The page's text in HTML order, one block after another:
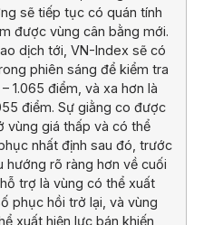
sẽ tiếp tục có quán tính
được vùng cân bằng mới.
dịch tới, VN-Index sẽ có
phiên sáng để kiểm tra
1.065 điểm, và xa hơn là
điểm. Sự giằng co được
vùng giá thấp và có thể
nhất định sau đó, trước
hướng rõ ràng hơn về cuối
trợ là vùng có thể xuất
phục hồi trở lại, và vùng
xuất hiện lực bán khiến